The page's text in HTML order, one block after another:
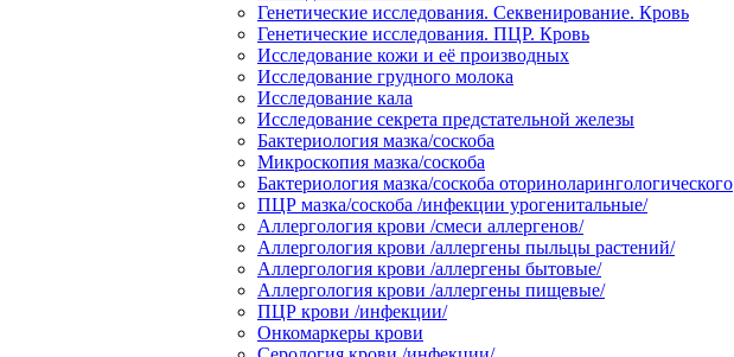
Генетические исследования. Секвенирование. Кровь
Генетические исследования. ПЦР. Кровь
Исследование кожи и её производных
Исследование грудного молока
Исследование кала
Исследование секрета предстательной железы
Бактериология мазка/соскоба
Микроскопия мазка/соскоба
Бактериология мазка/соскоба оториноларингологического
ПЦР мазка/соскоба /инфекции урогенитальные/
Аллергология крови /смеси аллергенов/
Аллергология крови /аллергены пыльцы растений/
Аллергология крови /аллергены бытовые/
Аллергология крови /аллергены пищевые/
ПЦР крови /инфекции/
Онкомаркеры крови